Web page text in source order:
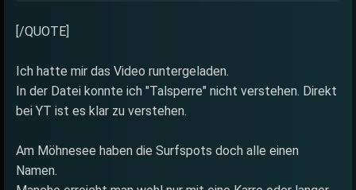
[/QUOTE]
Ich hatte mir das Video runtergeladen.
In der Datei konnte ich "Talsperre" nicht verstehen. Direkt
bei YT ist es klar zu verstehen.
Am Möhnesee haben die Surfspots doch alle einen
Namen.